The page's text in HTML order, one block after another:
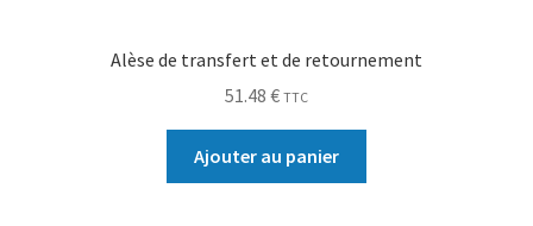
Alèse de transfert et de retournement
51.48 € TTC
Ajouter au panier